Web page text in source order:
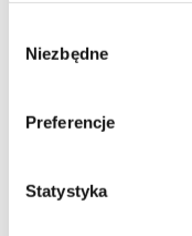
zgody
Niezbędne
Preferencje
Statystyka
Toy Story 5-
Zabawki powracają w
z zupełnie nowym